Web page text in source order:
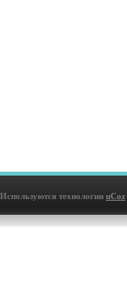
Используются технологии uCoz